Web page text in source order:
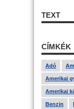
TEXT
CÍMKÉK
Adó
Amerikai
Amerikai
Benzin